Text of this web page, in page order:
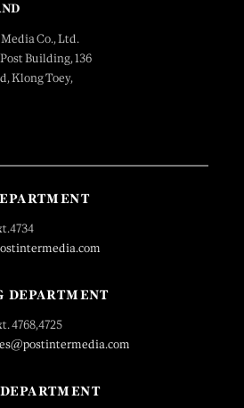
Co., Ltd.
Building, 136
Klong Toey,
DEPARTMENT
4768,4725